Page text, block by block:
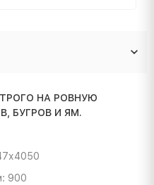
НА РОВНУЮ
БУГРОВ И ЯМ.
900